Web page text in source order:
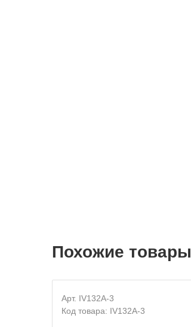
Похожие товары
Арт. IV132A-3
Код товара: IV132A-3